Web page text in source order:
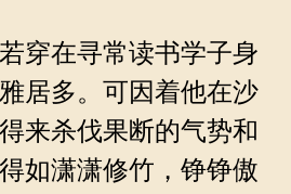
穿在寻常读书学子身
居多。可因着他在沙
来杀伐果断的气势和
如潇潇修竹，铮铮傲